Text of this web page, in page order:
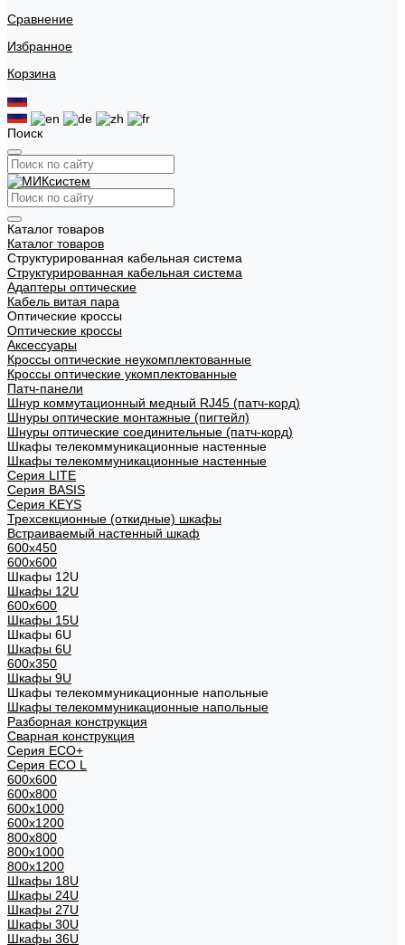
Сравнение
Избранное
Корзина
Поиск
Каталог товаров
Каталог товаров
Структурированная кабельная система
Структурированная кабельная система
Адаптеры оптические
Кабель витая пара
Оптические кроссы
Оптические кроссы
Аксессуары
Кроссы оптические неукомплектованные
Кроссы оптические укомплектованные
Патч-панели
Шнур коммутационный медный RJ45 (патч-корд)
Шнуры оптические монтажные (пигтейл)
Шнуры оптические соединительные (патч-корд)
Шкафы телекоммуникационные настенные
Шкафы телекоммуникационные настенные
Cерия LITE
Cерия BASIS
Cерия KEYS
Трехсекционные (откидные) шкафы
Встраиваемый настенный шкаф
600x450
600x600
Шкафы 12U
Шкафы 12U
600x600
Шкафы 15U
Шкафы 6U
Шкафы 6U
600x350
Шкафы 9U
Шкафы телекоммуникационные напольные
Шкафы телекоммуникационные напольные
Разборная конструкция
Сварная конструкция
Серия ECO+
Серия ECO L
600x600
600x800
600х1000
600х1200
800x800
800х1000
800х1200
Шкафы 18U
Шкафы 24U
Шкафы 27U
Шкафы 30U
Шкафы 36U